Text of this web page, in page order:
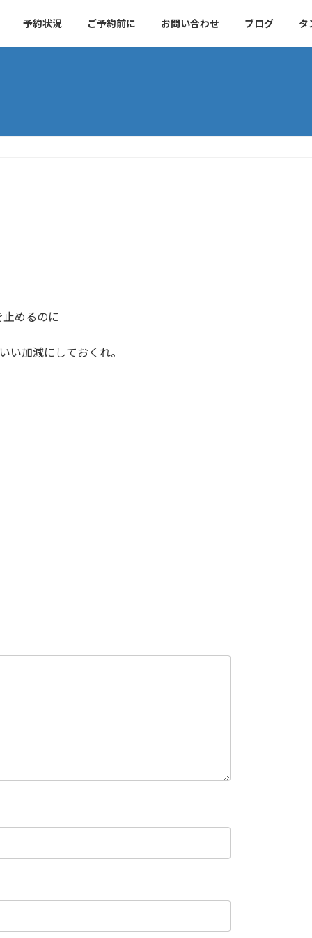
予約状況 ご予約前に お問い合わせ ブログ タ
めるのに
い加減にしておくれ。